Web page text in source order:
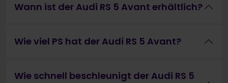
Wann ist der Audi RS 5 Avant erhältlich?
Wie viel PS hat der Audi RS 5 Avant?
Wie schnell beschleunigt der Audi RS 5